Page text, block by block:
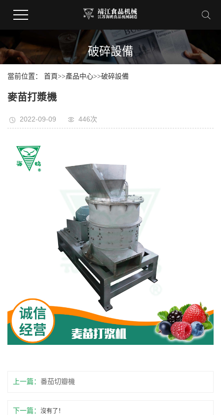
破碎設備
當前位置： 首頁>>產品中心>>破碎設備
麥苗打漿機
2022-09-09 446次
上一篇： 番茄切瓣機
下一篇： 沒有了！